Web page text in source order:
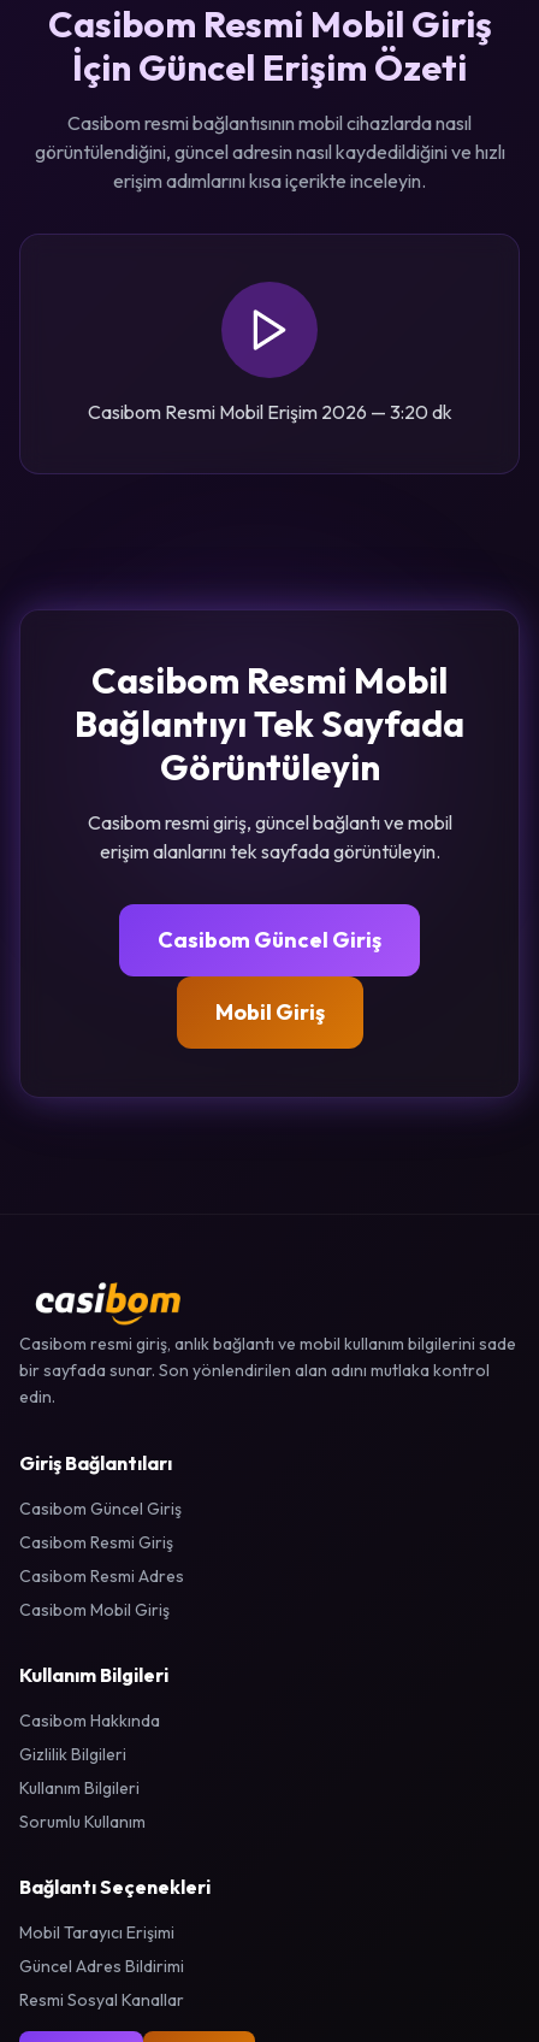
Casibom Resmi Mobil Giriş
İçin Güncel Erişim Özeti
Casibom resmi bağlantısının mobil cihazlarda nasıl
görüntülendiğini, güncel adresin nasıl kaydedildiğini ve hızlı
erişim adımlarını kısa içerikte inceleyin.
Casibom Resmi Mobil Erişim 2026 — 3:20 dk
Casibom Resmi Mobil
Bağlantıyı Tek Sayfada
Görüntüleyin
Casibom resmi giriş, güncel bağlantı ve mobil
erişim alanlarını tek sayfada görüntüleyin.
Casibom Güncel Giriş
Mobil Giriş
Casibom resmi giriş, anlık bağlantı ve mobil kullanım bilgilerini sade
bir sayfada sunar. Son yönlendirilen alan adını mutlaka kontrol
edin.
Giriş Bağlantıları
Casibom Güncel Giriş
Casibom Resmi Giriş
Casibom Resmi Adres
Casibom Mobil Giriş
Kullanım Bilgileri
Casibom Hakkında
Gizlilik Bilgileri
Kullanım Bilgileri
Sorumlu Kullanım
Bağlantı Seçenekleri
Mobil Tarayıcı Erişimi
Güncel Adres Bildirimi
Resmi Sosyal Kanallar